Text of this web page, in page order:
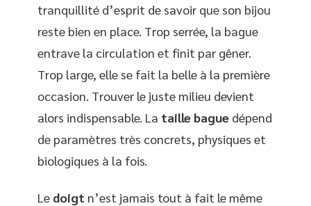
tranquillité d’esprit de savoir que son bijou
reste bien en place. Trop serrée, la bague
entrave la circulation et finit par gêner.
Trop large, elle se fait la belle à la première
occasion. Trouver le juste milieu devient
alors indispensable. La taille bague dépend
de paramètres très concrets, physiques et
biologiques à la fois.
Le doigt n’est jamais tout à fait le même